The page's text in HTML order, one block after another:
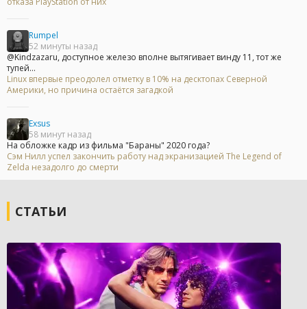
Rumpel
52 минуты назад
@Kindzazaru, доступное железо вполне вытягивает винду 11, тот же
тупей...
Linux впервые преодолел отметку в 10% на десктопах Северной
Америки, но причина остаётся загадкой
Exsus
58 минут назад
На обложке кадр из фильма "Бараны" 2020 года?
Сэм Нилл успел закончить работу над экранизацией The Legend of
Zelda незадолго до смерти
СТАТЬИ